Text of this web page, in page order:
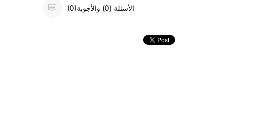
(0)الأسئلة (0) والأجوبة